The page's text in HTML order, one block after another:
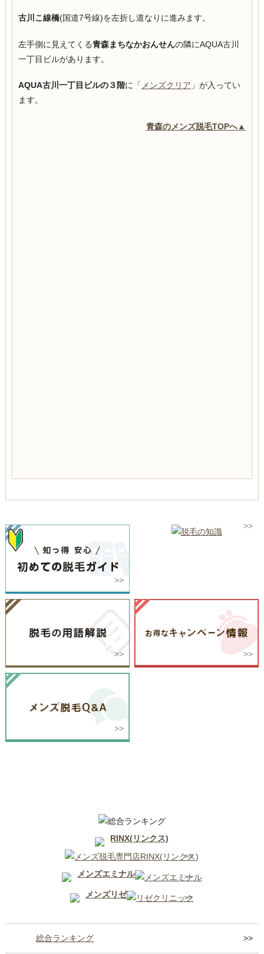
古川こ線橋(国道7号線)を左折し道なりに進みます。
左手側に見えてくる青森まちなかおんせんの隣にAQUA古川
一丁目ビルがあります。
AQUA古川一丁目ビルの３階に「 メンズクリア 」が入ってい
ます。
青森のメンズ脱毛TOPへ▲
RINX(リンクス)
メンズエミナル
メンズリゼ
総合ランキング